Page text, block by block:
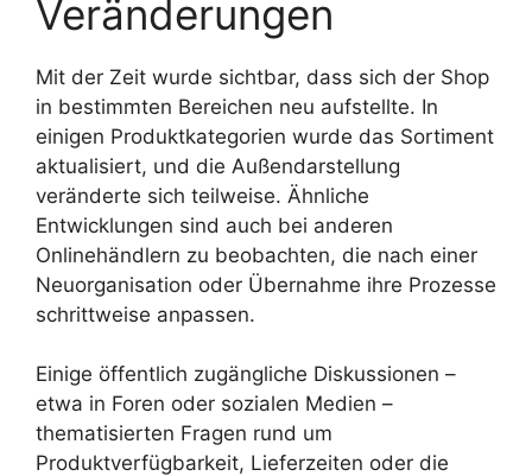
Veränderungen
Mit der Zeit wurde sichtbar, dass sich der Shop
in bestimmten Bereichen neu aufstellte. In
einigen Produktkategorien wurde das Sortiment
aktualisiert, und die Außendarstellung
veränderte sich teilweise. Ähnliche
Entwicklungen sind auch bei anderen
Onlinehändlern zu beobachten, die nach einer
Neuorganisation oder Übernahme ihre Prozesse
schrittweise anpassen.
Einige öffentlich zugängliche Diskussionen –
etwa in Foren oder sozialen Medien –
thematisierten Fragen rund um
Produktverfügbarkeit, Lieferzeiten oder die